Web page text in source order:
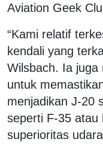
Aviation Geek
“Kami relatif
kendali yang
Wilsbach. Ia juga
untuk
menjadikan J-20
seperti F-35 atau
superioritas